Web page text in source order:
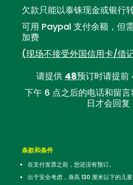
欠款只能以泰铢现金或银行
可用 Paypal 支付余额，但
加费
(现场不接受外国信用卡/借记
请提供 48预订时请提前
下午 6 点之后的电话和留
日才会回复
条款和条件
在支付发票之前，您还没有预订。
出于安全考虑，身高 130 厘米以下的儿